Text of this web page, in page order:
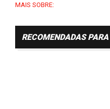
MAIS SOBRE:
RECOMENDADAS